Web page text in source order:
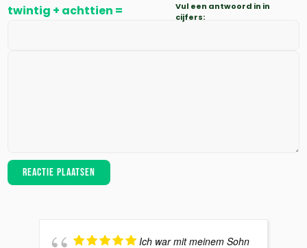
Vul een antwoord in in
cijfers:
twintig + achttien =
Ich war mit meinem Sohn